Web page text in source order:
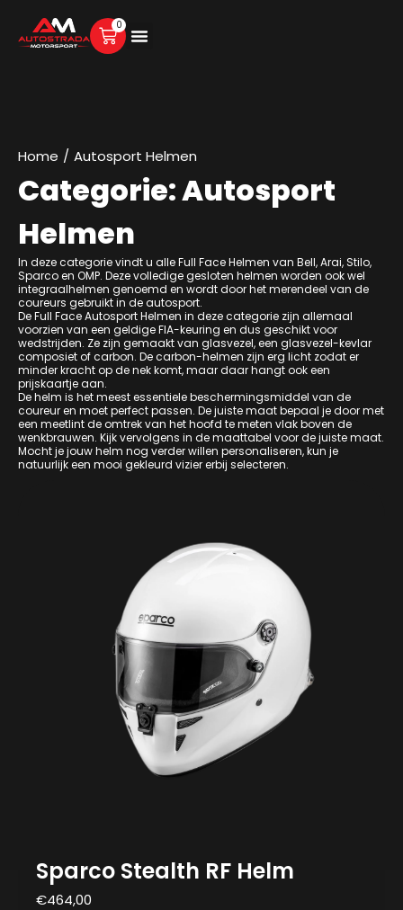
0
Home / Autosport Helmen
Categorie: Autosport
Helmen
In deze categorie vindt u alle Full Face Helmen van Bell, Arai, Stilo,
Sparco en OMP. Deze volledige gesloten helmen worden ook wel
integraalhelmen genoemd en wordt door het merendeel van de
coureurs gebruikt in de autosport.
De Full Face Autosport Helmen in deze categorie zijn allemaal
voorzien van een geldige FIA-keuring en dus geschikt voor
wedstrijden. Ze zijn gemaakt van glasvezel, een glasvezel-kevlar
composiet of carbon. De carbon-helmen zijn erg licht zodat er
minder kracht op de nek komt, maar daar hangt ook een
prijskaartje aan.
De helm is het meest essentiele beschermingsmiddel van de
coureur en moet perfect passen. De juiste maat bepaal je door met
een meetlint de omtrek van het hoofd te meten vlak boven de
wenkbrauwen. Kijk vervolgens in de maattabel voor de juiste maat.
Mocht je jouw helm nog verder willen personaliseren, kun je
natuurlijk een mooi gekleurd vizier erbij selecteren.
Sparco Stealth RF Helm
€464,00